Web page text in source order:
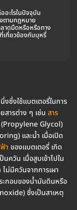
อะไรในปัจจุบัน
ตามกฎหมาย
ลาดมืดหรือหรือทาง
เกี่ยวข้องกับบุหรี่
ซึ่งใช้แบตเตอรี่ในการ
สารต่าง ๆ เช่น สาร
Glycol)
และน้ำ เมื่อเปิด
า ของแบตเตอรี่ เกิด
ควัน เมื่อสูบเข้าไปใน
ม่มีควันจากการเผา
ะกอบของน้ำมันดินหรือ
ซึ่งเป็นสาเหตุ